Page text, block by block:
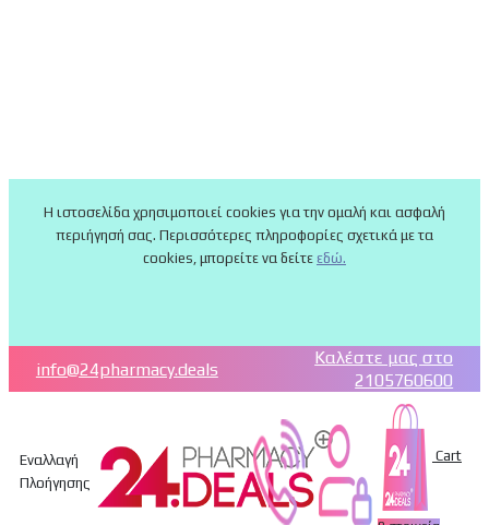
Η ιστοσελίδα χρησιμοποιεί cookies για την ομαλή και ασφαλή
περιήγησή σας. Περισσότερες πληροφορίες σχετικά με τα
cookies, μπορείτε να δείτε εδώ.
info@24pharmacy.deals
Καλέστε μας στο
2105760600
Εναλλαγή
Πλοήγησης
Cart